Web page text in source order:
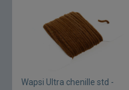
ABU Garcia
Fox International
AH Baits
Wapsi Ultra chenille std -